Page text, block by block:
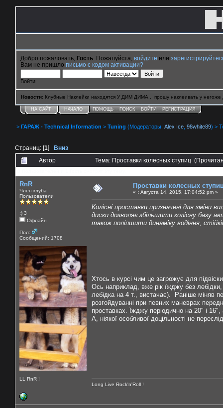
Добро пожаловать, Гость . Пожалуйста, войдите или
Вам не пришло письмо с кодом активации?
Войти
Новости: Клубные Наклейки находятся У ДИМ ДИМА . прошу наклеивать у негоже
НА САЙТ НАЧАЛО ПОМОЩЬ ПОИСК ВОЙТИ РЕГИСТРАЦИЯ
> ГАРАЖ - Technical Information > Tuning (Модераторы: Alex Ice 98white89) >
Страниц: [1] Вниз
Автор
Тема: Проставки колесных ступиц
RnR
Член клуба
Пользователи
:) 3
Офлайн
Пол:
Сообщений: 1708
LL RnR !
Проставки колесных
« : Августа 14, 2015, 17:04:52 pm »
Колісні проставки призначені для зміни
диски дозволяє збільшити колісну базу
також поліпшити динаміку водіння,
Хтось в курсі чим це загрожує для
Ось наприклад, вже рік їжджу без
лебідка на 4 т., вистачає). Раніше міняв
розгойдуванні при певних маневрах
проставках. Їжджу періодично на 20" і
А, ніякої особливої доцільності не
Long Live Rock'n'Roll !